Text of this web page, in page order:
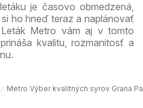
je časovo obmedzená,
ho hneď teraz a naplánovať
Metro vám aj v tomto
kvalitu, rozmanitosť a
Metro Výber kvalitných syrov Grana